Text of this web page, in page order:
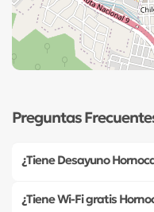
Preguntas
¿Tiene Desayuno
¿Tiene Wi-Fi gratis